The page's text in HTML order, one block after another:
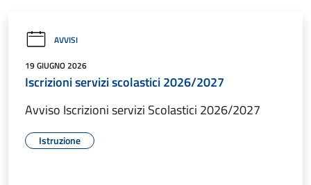
AVVISI
19 GIUGNO 2026
Iscrizioni servizi scolastici 2026/2027
Avviso Iscrizioni servizi Scolastici 2026/2027
Istruzione